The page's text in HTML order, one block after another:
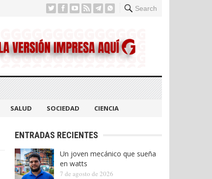
Search
SALUD SOCIEDAD CIENCIA
ENTRADAS RECIENTES
Un joven mecánico que sueña
en watts
7 de agosto de 2026